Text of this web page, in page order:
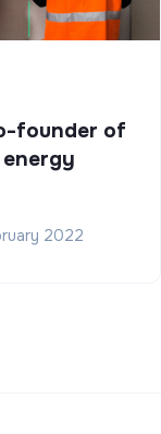
founder of
2022